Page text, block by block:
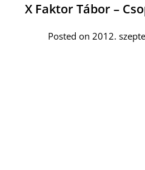
X Faktor Tábor –
Posted on 2012.